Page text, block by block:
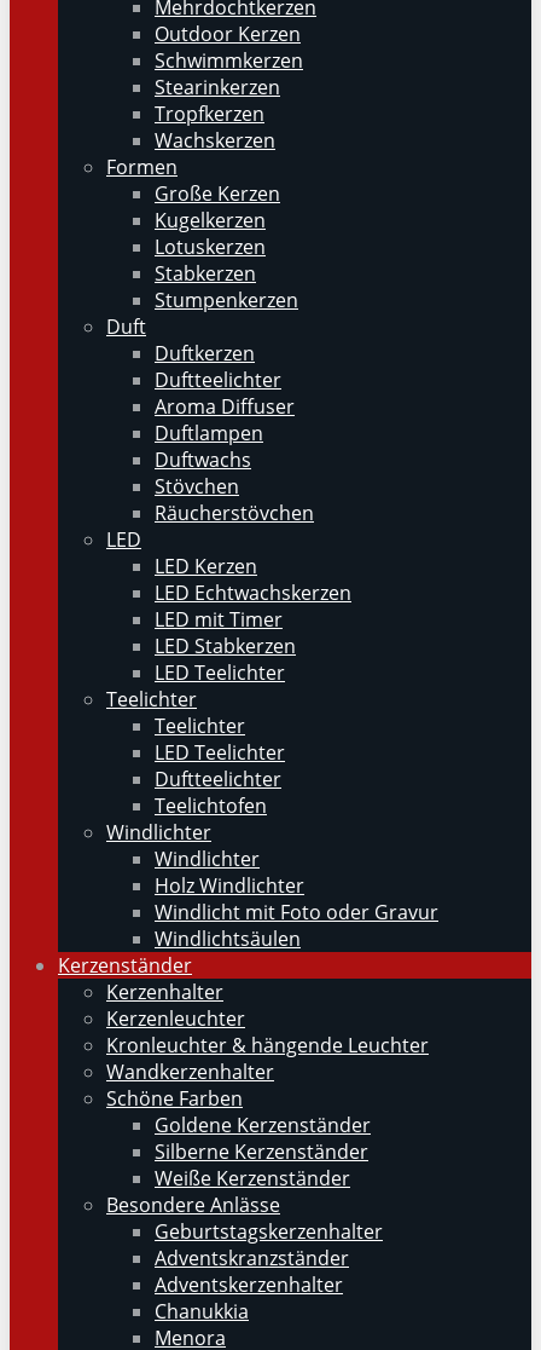
Mehrdochtkerzen
Outdoor Kerzen
Schwimmkerzen
Stearinkerzen
Tropfkerzen
Wachskerzen
Formen
Große Kerzen
Kugelkerzen
Lotuskerzen
Stabkerzen
Stumpenkerzen
Duft
Duftkerzen
Duftteelichter
Aroma Diffuser
Duftlampen
Duftwachs
Stövchen
Räucherstövchen
LED
LED Kerzen
LED Echtwachskerzen
LED mit Timer
LED Stabkerzen
LED Teelichter
Teelichter
Teelichter
LED Teelichter
Duftteelichter
Teelichtofen
Windlichter
Windlichter
Holz Windlichter
Windlicht mit Foto oder Gravur
Windlichtsäulen
Kerzenständer
Kerzenhalter
Kerzenleuchter
Kronleuchter & hängende Leuchter
Wandkerzenhalter
Schöne Farben
Goldene Kerzenständer
Silberne Kerzenständer
Weiße Kerzenständer
Besondere Anlässe
Geburtstagskerzenhalter
Adventskranzständer
Adventskerzenhalter
Chanukkia
Menora